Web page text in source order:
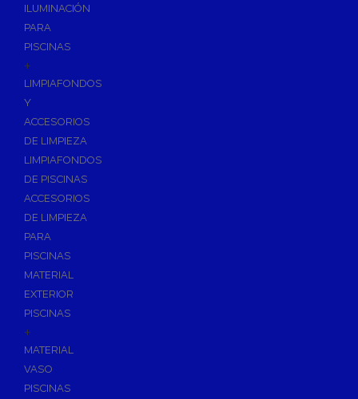
ILUMINACIÓN
PARA
PISCINAS
+
LIMPIAFONDOS
Y
ACCESORIOS
DE LIMPIEZA
LIMPIAFONDOS
DE PISCINAS
ACCESORIOS
DE LIMPIEZA
PARA
PISCINAS
MATERIAL
EXTERIOR
PISCINAS
+
MATERIAL
VASO
PISCINAS